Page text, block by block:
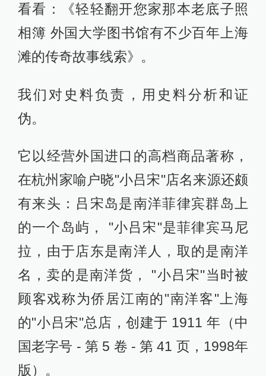
看看：《轻轻翻开您家那本老底子照
相簿 外国大学图书馆有不少百年上海
滩的传奇故事线索》。
我们对史料负责，用史料分析和证
伪。
它以经营外国进口的高档商品著称，
在杭州家喻户晓"小吕宋"店名来源还颇
有来头：吕宋岛是南洋菲律宾群岛上
的一个岛屿， "小吕宋"是菲律宾马尼
拉，由于店东是南洋人，取的是南洋
名，卖的是南洋货， "小吕宋"当时被
顾客戏称为侨居江南的"南洋客"上海
的"小吕宋"总店，创建于 1911 年（中
国老字号 - 第 5 卷 - 第 41 页，1998年
版）。